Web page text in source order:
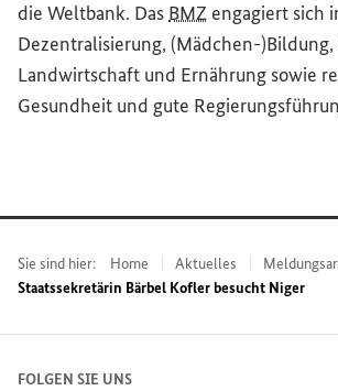
die Weltbank. Das BMZ engagiert sich
Dezentralisierung, (Mädchen-
Landwirtschaft und Ernährung sowie
Gesundheit und gute
Sie sind hier: Home Aktuelles
Staatssekretärin Bärbel Kofler besucht Niger
FOLGEN SIE UNS